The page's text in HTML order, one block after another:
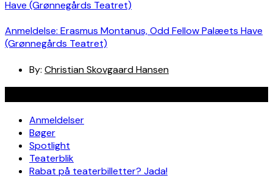
Anmeldelse: Erasmus Montanus, Odd Fellow Palæets Have
(Grønnegårds Teatret)
By: Christian Skovgaard Hansen
Anmeldelser
Bøger
Spotlight
Teaterblik
Rabat på teaterbilletter? Jada!